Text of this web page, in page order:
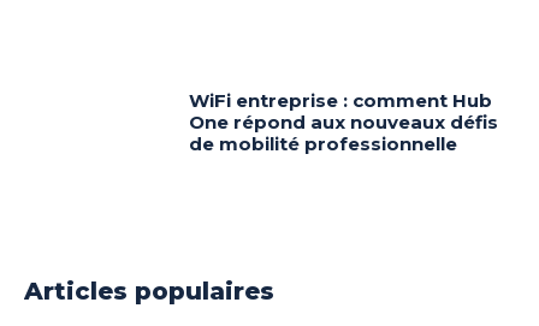
WiFi entreprise : comment Hub
One répond aux nouveaux défis
de mobilité professionnelle
Articles populaires